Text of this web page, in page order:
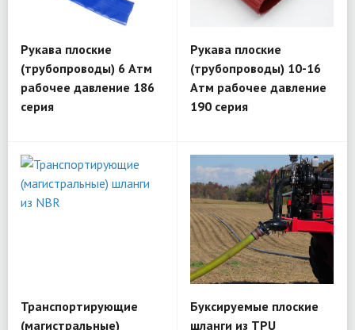
Рукава плоские
(трубопроводы) 6 Атм
рабочее давление 186
серия
Рукава плоские
(трубопроводы) 10-16
Атм рабочее давление
190 серия
Транспортирующие
(магистральные)
Буксируемые плоские
шланги из TPU